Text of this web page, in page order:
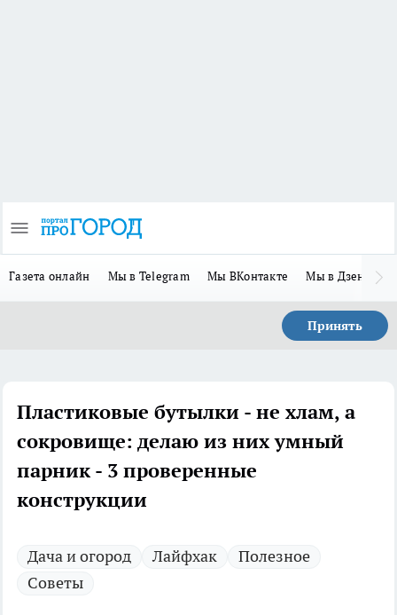
Газета онлайн Мы в Telegram Мы ВКонтакте Мы в Дзене
Принять
Пластиковые бутылки - не хлам, а
сокровище: делаю из них умный
парник - 3 проверенные
конструкции
Дача и огород Лайфхак
Полезное
Советы